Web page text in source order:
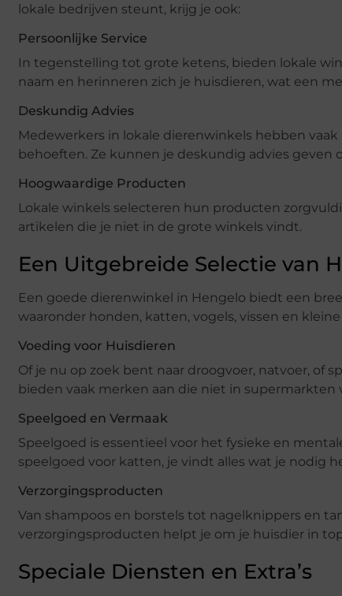
lokale bedrijven steunt, krijg je ook:
Persoonlijke Service
In tegenstelling tot grote ketens, bieden lokale
naam en herinneren zich je huisdieren, wat een
Deskundig Advies
Medewerkers in lokale dierenwinkels hebben
behoeften. Ze kunnen je deskundig advies geven
Hoogwaardige Producten
Lokale winkels selecteren hun producten
artikelen die je niet in de grote winkels vindt.
Een Uitgebreide Selectie van
Een goede dierenwinkel in Hengelo biedt een
waaronder honden, katten, vogels, vissen en
Voeding voor Huisdieren
Of je nu op zoek bent naar droogvoer, natvoer, of
bieden vaak merken aan die niet in supermarkten
Speelgoed en Vermaak
Speelgoed is essentieel voor het fysieke en
speelgoed voor katten, je vindt alles wat je nodig
Verzorgingsproducten
Van shampoos en borstels tot nagelknippers en
verzorgingsproducten helpt je om je huisdier in
Speciale Diensten en Extra’s